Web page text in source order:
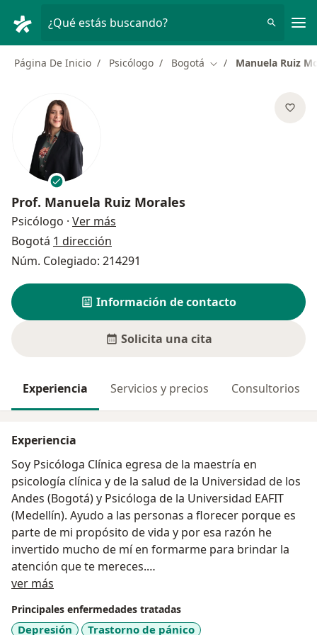
¿Qué estás buscando?
Página De Inicio Psicólogo Bogotá Cambiar de ciudad
Manuela Ruiz
Prof. Manuela Ruiz Morales
Psicólogo · Ver más
Bogotá 1 dirección
Núm. Colegiado: 214291
Información de contacto
Solicita una cita
Experiencia Servicios y precios Consultorios
Experiencia
Soy Psicóloga Clínica egresa de la maestría en
psicología clínica y de la salud de la Universidad de los
Andes (Bogotá) y Psicóloga de la Universidad EAFIT
(Medellín). Ayudo a las personas a florecer porque es
parte de mi propósito de vida y por esa razón he
invertido mucho de mí en formarme para brindar la
atención que te mereces.
emocionales y a construir una vida floreciente a través
ver más
Principales enfermedades tratadas
Depresión
Trastorno de pánico